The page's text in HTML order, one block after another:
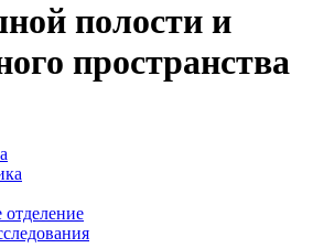
полости и
пространства
отделение